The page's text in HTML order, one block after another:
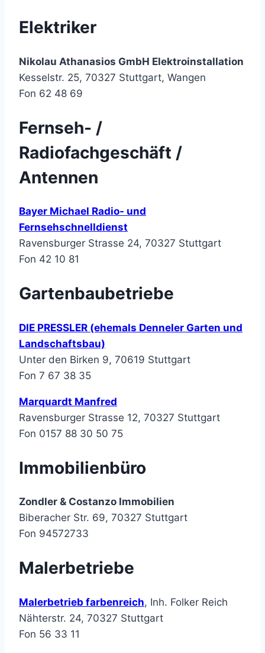
Elektriker
Nikolau Athanasios GmbH Elektroinstallation
Kesselstr. 25, 70327 Stuttgart, Wangen
Fon 62 48 69
Fernseh- /
Radiofachgeschäft /
Antennen
Bayer Michael Radio- und
Fernsehschnelldienst
Ravensburger Strasse 24, 70327 Stuttgart
Fon 42 10 81
Gartenbaubetriebe
DIE PRESSLER (ehemals Denneler Garten und
Landschaftsbau)
Unter den Birken 9, 70619 Stuttgart
Fon 7 67 38 35
Marquardt Manfred
Ravensburger Strasse 12, 70327 Stuttgart
Fon 0157 88 30 50 75
Immobilienbüro
Zondler & Costanzo Immobilien
Biberacher Str. 69, 70327 Stuttgart
Fon 94572733
Malerbetriebe
Malerbetrieb farbenreich, Inh. Folker Reich
Nähterstr. 24, 70327 Stuttgart
Fon 56 33 11